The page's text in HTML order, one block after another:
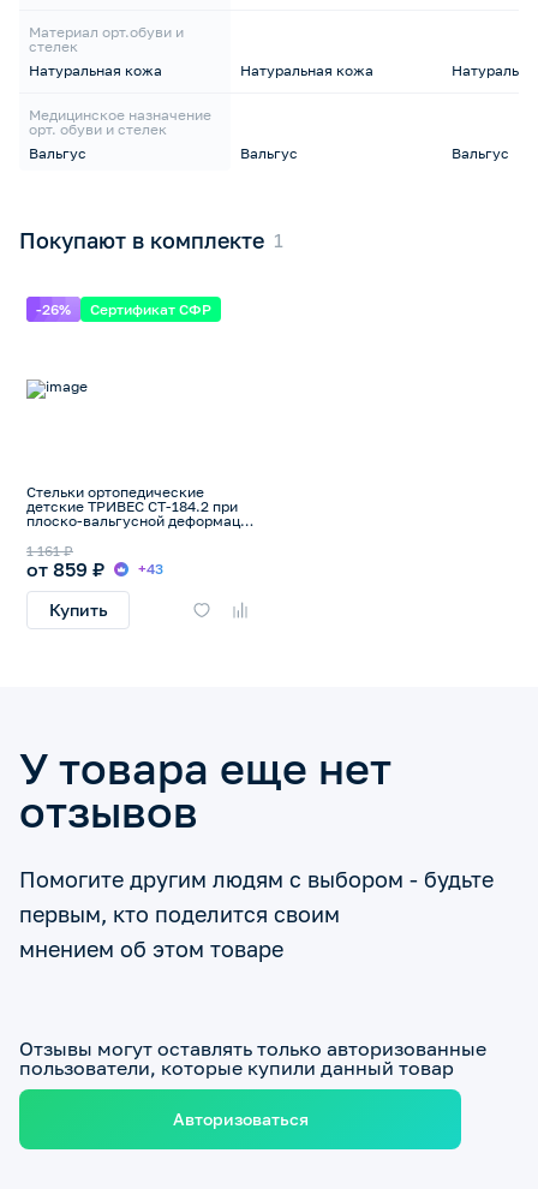
Материал орт.обуви и
стелек
Натуральная кожа
Медицинское назначение
орт. обуви и стелек
Вальгус
Натуральная кожа
Вальгус Вальгус
Покупают в комплекте
-26% Сертификат СФР
Стельки ортопедические
детские ТРИВЕС СТ-184.2 при
плоско-вальгусной деформации
от 859 ₽
1 161 ₽
+43
Купить
У товара еще нет
отзывов
Помогите другим людям с выбором - будьте
первым, кто поделится своим
мнением об этом товаре
Отзывы могут оставлять только авторизованные
пользователи, которые купили данный товар
Авторизоваться